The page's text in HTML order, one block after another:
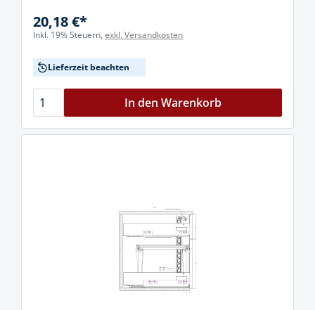
20,18 €*
Inkl. 19% Steuern, exkl. Versandkosten
Lieferzeit beachten
In den Warenkorb